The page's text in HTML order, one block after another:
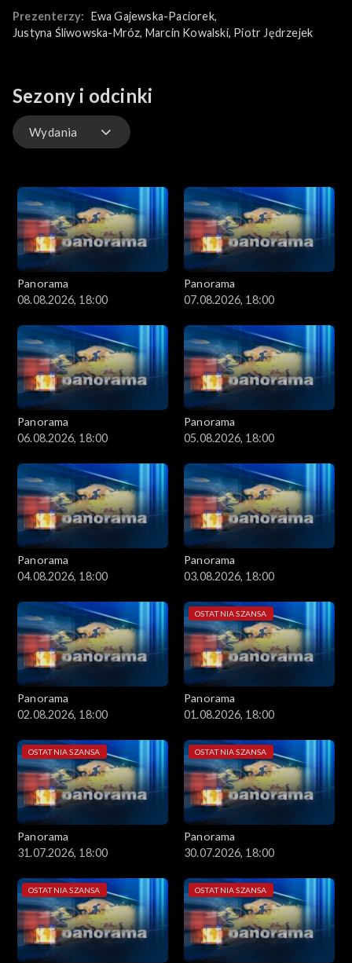
żywo, mogą zobaczyć go za darmo online na naszej platformie
internetowej TVP VOD!
Prezenterzy: Ewa Gajewska-Paciorek,
Justyna Śliwowska-Mróz, Marcin Kowalski, Piotr Jędrzejek
Sezony i odcinki
Wydania
Panorama
08.08.2026, 18:00
Panorama
07.08.2026, 18:00
Panorama
06.08.2026, 18:00
Panorama
05.08.2026, 18:00
Panorama
04.08.2026, 18:00
Panorama
03.08.2026, 18:00
Panorama
02.08.2026, 18:00
OSTATNIA SZANSA
Panorama
01.08.2026, 18:00
OSTATNIA SZANSA
Panorama
31.07.2026, 18:00
OSTATNIA SZANSA
Panorama
30.07.2026, 18:00
OSTATNIA SZANSA OSTATNIA SZANSA